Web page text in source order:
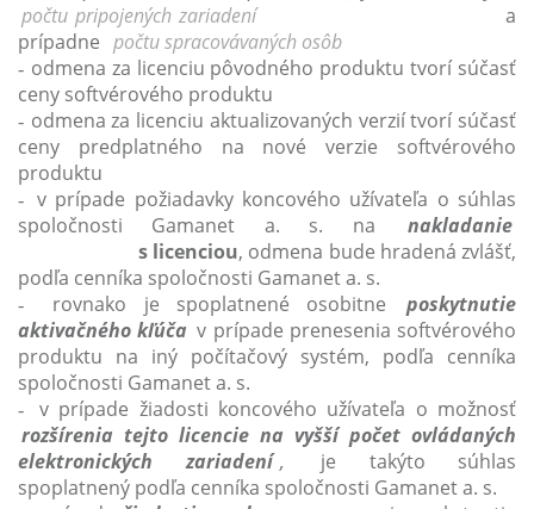
počtu pripojených zariadení
a
prípadne počtu spracovávaných osôb
- odmena za licenciu pôvodného produktu tvorí súčasť
ceny softvérového produktu
- odmena za licenciu aktualizovaných verzií tvorí súčasť
ceny predplatného na nové verzie softvérového
produktu
-
v prípade požiadavky koncového užívateľa o súhlas
spoločnosti Gamanet a. s. na
nakladanie
s licenciou, odmena bude hradená zvlášť,
podľa cenníka spoločnosti Gamanet a. s.
- rovnako je spoplatnené osobitne
poskytnutie
aktivačného kľúča v prípade prenesenia softvérového
produktu na iný počítačový systém, podľa cenníka
spoločnosti Gamanet a. s.
-
v prípade žiadosti koncového užívateľa o možnosť
rozšírenia tejto licencie na vyšší počet ovládaných
elektronických zariadení ,
je takýto súhlas
spoplatnený podľa cenníka spoločnosti Gamanet a. s.